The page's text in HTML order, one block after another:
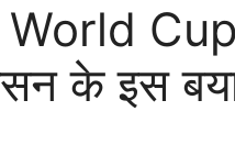
World
के इस